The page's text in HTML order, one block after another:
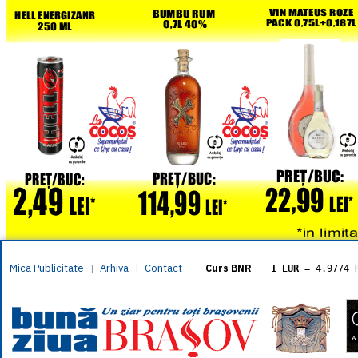
Mica Publicitate | Arhiva | Contact Curs BNR 1 EUR = 4.9774
= 5.8304
1 XAU= 464.4611
1 AED= 1.1933
1 AUD= 2.7957
1 BGN= 2.5449